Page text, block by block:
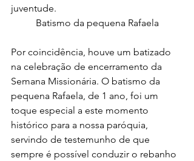
juventude.
Batismo da pequena Rafaela
Por coincidência, houve um batizado
na celebração de encerramento da
Semana Missionária. O batismo da
pequena Rafaela, de 1 ano, foi um
toque especial a este momento
histórico para a nossa paróquia,
servindo de testemunho de que
sempre é possível conduzir o rebanho